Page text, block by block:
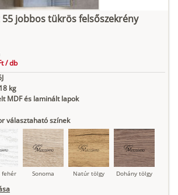
55 jobbos tükrös felsőszekrény
/db
18 kg
MDF és laminált lapok
választaható színek
fehér Sonoma Natúr tölgy Dohány tölgy